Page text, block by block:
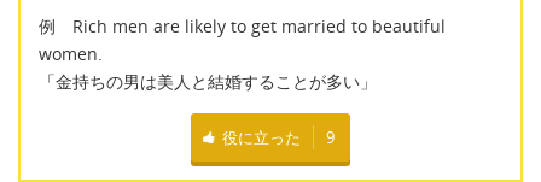
例 Rich men are likely to get married to beautiful
women.
「金持ちの男は美人と結婚することが多い」
役に立った 9